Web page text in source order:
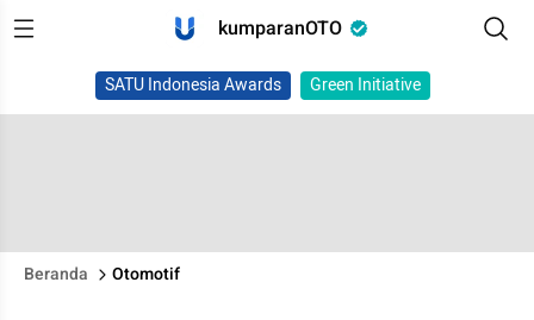
kumparanOTO
SATU Indonesia Awards Green Initiative
Beranda Otomotif